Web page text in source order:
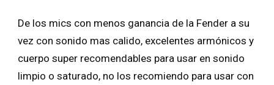
De los mics con menos ganancia de la Fender a su
vez con sonido mas calido, excelentes armónicos y
cuerpo super recomendables para usar en sonido
limpio o saturado, no los recomiendo para usar con